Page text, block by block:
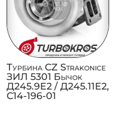
Турбина CZ Strakonice
ЗИЛ 5301 Бычок
Д245.9Е2 / Д245.11Е2,
C14-196-01